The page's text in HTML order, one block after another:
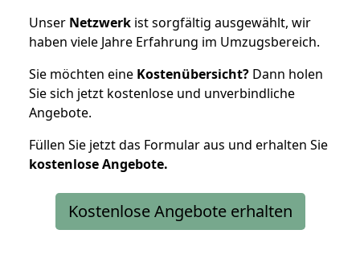
Unser Netzwerk ist sorgfältig ausgewählt, wir
haben viele Jahre Erfahrung im Umzugsbereich.
Sie möchten eine Kostenübersicht? Dann holen
Sie sich jetzt kostenlose und unverbindliche
Angebote.
Füllen Sie jetzt das Formular aus und erhalten Sie
kostenloseAngebote.
Kostenlose Angebote erhalten